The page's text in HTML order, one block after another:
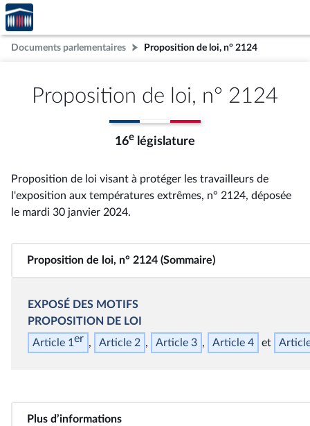
Aller au contenu
Aller en bas de la page
Accèder
à la
page
d'accueil
Documents parlementaires Proposition de loi, n° 2124
Proposition de loi, n° 2124
16e législature
Proposition de loi visant à protéger les travailleurs de
l'exposition aux températures extrêmes, n° 2124, déposée
le mardi 30 janvier 2024.
Proposition de loi, n° 2124 (Sommaire)
EXPOSÉ DES MOTIFS
PROPOSITION DE LOI
Article 1er Article 2 Article 3 Article 4
Plus d’informations